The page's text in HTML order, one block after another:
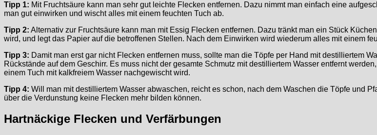
Tipp 1: Mit Fruchtsäure kann man sehr gut leichte Flecken entfernen. Dazu nimmt man einfach eine
man gut einwirken und wischt alles mit einem feuchten Tuch ab.
Tipp 2: Alternativ zur Fruchtsäure kann man mit Essig Flecken entfernen. Dazu tränkt man ein Stück
wird, und legt das Papier auf die betroffenen Stellen. Nach dem Einwirken wird wiederum alles mit einem
Tipp 3: Damit man erst gar nicht Flecken entfernen muss, sollte man die Töpfe per Hand mit destilliertem
Rückstände auf dem Geschirr. Es muss nicht der gesamte Schmutz mit destilliertem Wasser entfernt
einem Tuch mit kalkfreiem Wasser nachgewischt wird.
Tipp 4: Will man mit destilliertem Wasser abwaschen, reicht es schon, nach dem Waschen die Töpfe und
über die Verdunstung keine Flecken mehr bilden können.
Hartnäckige Flecken und Verfärbungen